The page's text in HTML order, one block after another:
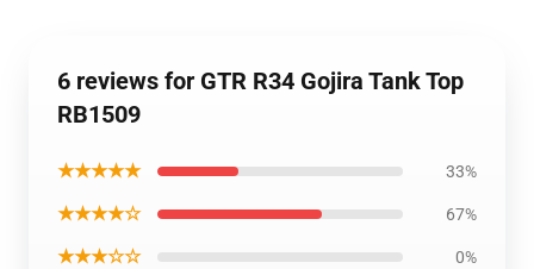
6 reviews for GTR R34 Gojira Tank Top
RB1509
★★★★★ 33%
★★★★☆ 67%
★★★☆☆ 0%